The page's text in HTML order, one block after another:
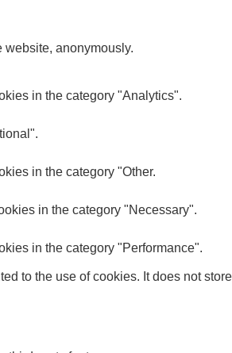
website, anonymously.
in the category "Analytics".
in the category "Other.
in the category "Necessary".
in the category "Performance".
to the use of cookies. It does not store